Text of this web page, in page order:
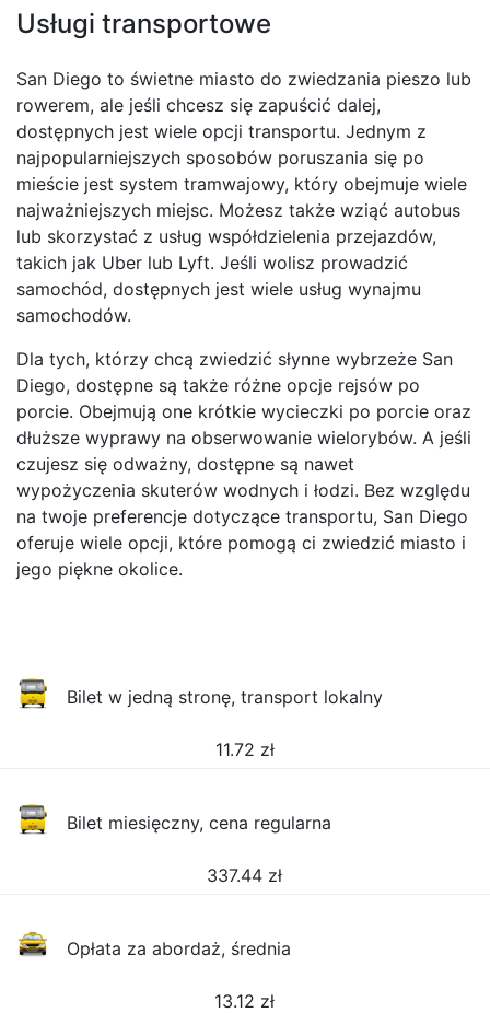
Usługi transportowe
San Diego to świetne miasto do zwiedzania pieszo lub
rowerem, ale jeśli chcesz się zapuścić dalej,
dostępnych jest wiele opcji transportu. Jednym z
najpopularniejszych sposobów poruszania się po
mieście jest system tramwajowy, który obejmuje wiele
najważniejszych miejsc. Możesz także wziąć autobus
lub skorzystać z usług współdzielenia przejazdów,
takich jak Uber lub Lyft. Jeśli wolisz prowadzić
samochód, dostępnych jest wiele usług wynajmu
samochodów.
Dla tych, którzy chcą zwiedzić słynne wybrzeże San
Diego, dostępne są także różne opcje rejsów po
porcie. Obejmują one krótkie wycieczki po porcie oraz
dłuższe wyprawy na obserwowanie wielorybów. A jeśli
czujesz się odważny, dostępne są nawet
wypożyczenia skuterów wodnych i łodzi. Bez względu
na twoje preferencje dotyczące transportu, San Diego
oferuje wiele opcji, które pomogą ci zwiedzić miasto i
jego piękne okolice.
Bilet w jedną stronę, transport lokalny
11.72 zł
Bilet miesięczny, cena regularna
337.44 zł
Opłata za abordaż, średnia
13.12 zł